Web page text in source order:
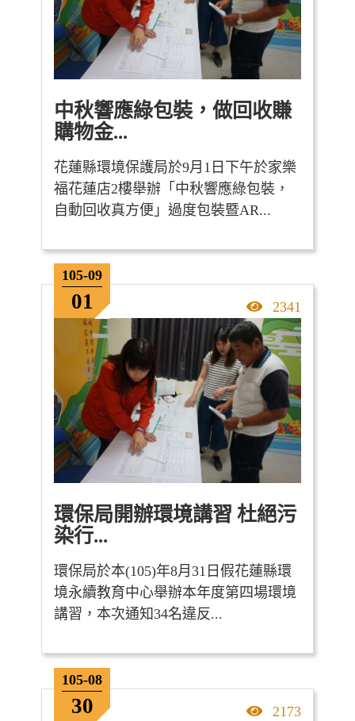
中秋響應綠包裝，做回收賺
購物金...
花蓮縣環境保護局於9月1日下午於家樂
福花蓮店2樓舉辦「中秋響應綠包裝，
自動回收真方便」過度包裝暨AR...
105-09
01 點擊率
2341
環保局開辦環境講習 杜絕污
染行...
環保局於本(105)年8月31日假花蓮縣環
境永續教育中心舉辦本年度第四場環境
講習，本次通知34名違反...
105-08
30 點擊率
2173